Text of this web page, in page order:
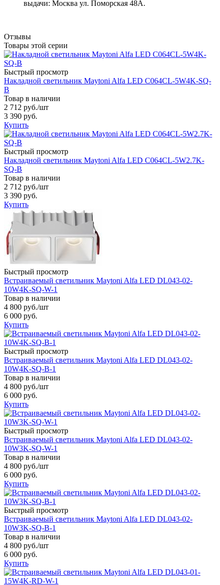
выдачи: Москва ул. Поморская 48А.
Отзывы
Товары этой серии
Быстрый просмотр
Накладной светильник Maytoni Alfa LED C064CL-5W4K-SQ-
B
Товар в наличии
2 712 руб./шт
3 390 руб.
Купить
Быстрый просмотр
Накладной светильник Maytoni Alfa LED C064CL-5W2.7K-
SQ-B
Товар в наличии
2 712 руб./шт
3 390 руб.
Купить
Быстрый просмотр
Встраиваемый светильник Maytoni Alfa LED DL043-02-
10W4K-SQ-W-1
Товар в наличии
4 800 руб./шт
6 000 руб.
Купить
Быстрый просмотр
Встраиваемый светильник Maytoni Alfa LED DL043-02-
10W4K-SQ-B-1
Товар в наличии
4 800 руб./шт
6 000 руб.
Купить
Быстрый просмотр
Встраиваемый светильник Maytoni Alfa LED DL043-02-
10W3K-SQ-W-1
Товар в наличии
4 800 руб./шт
6 000 руб.
Купить
Быстрый просмотр
Встраиваемый светильник Maytoni Alfa LED DL043-02-
10W3K-SQ-B-1
Товар в наличии
4 800 руб./шт
6 000 руб.
Купить